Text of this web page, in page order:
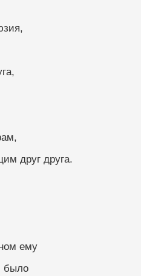
друг друга.
ему
было